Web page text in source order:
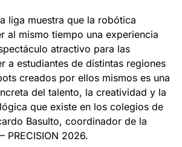
liga muestra que la robótica
al mismo tiempo una experiencia
atractivo para las
a estudiantes de distintas regiones
creados por ellos mismos es una
del talento, la creatividad y la
que existe en los colegios de
Basulto, coordinador de la
PRECISION 2026.